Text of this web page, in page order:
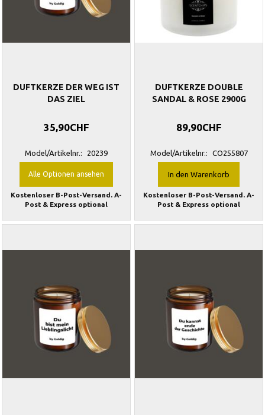
DUFTKERZE DER WEG IST
DAS ZIEL
35,90CHF
Model/Artikelnr.: 20239
Alle Optionen ansehen
Kostenloser B-Post-Versand. A-
Post & Express optional
DUFTKERZE DOUBLE
SANDAL & ROSE 2900G
89,90CHF
Model/Artikelnr.: CO255807
In den Warenkorb
Kostenloser B-Post-Versand. A-
Post & Express optional